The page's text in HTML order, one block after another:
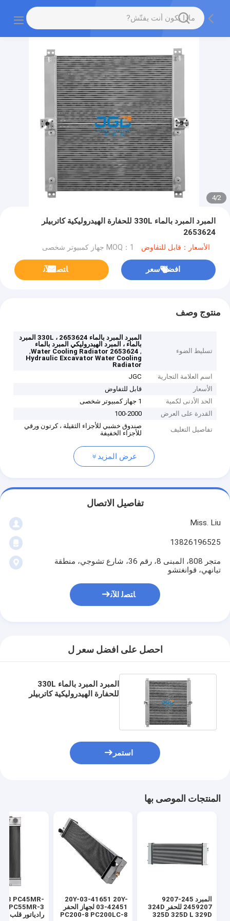
2
/
4
المبرد المبرد بالماء 330L للحفارة الهيدروليكية كاتربيلر
2653624
الأسعار：قابل للتفاوض MOQ：1 جهاز كمبيوتر شخصى
افضل سعر ﺎﺘﺼﻟ ﺍﻶﻧ
منتوج وصف
تسليط الضوء
المبرد المبرد بالماء 330L ، 2653624 المبرد
بالماء ، المبرد الهيدروليكي المبرد بالماء
,
2653624 Water Cooling Radiator
,
Hydraulic Excavator Water Cooling
Radiator
اسم العلامة التجارية
JGC
الأسعار
قابل للتفاوض
الحد الأدنى لكمية
1 جهاز كمبيوتر شخصى
القدرة على العرض
100-2000
تفاصيل التغليف
صندوق خشبي للأجزاء الثقيلة ، كرتون ورقي
للأجزاء الخفيفة
عرض المزيد
تفاصيل الاتصال
Miss. Liu
13826196525
متجر 808، المبنى 8، رقم 36، شارع تشوجي، منطقة
تيانهي، قوانغتشو
ﺎﺘﺼﻟ ﺍﻶﻧ
احصل على افضل سعر ل
المبرد المبرد بالماء 330L
للحفارة الهيدروليكية كاتربيلر
استمر
المنتجات الموصى بها
المبرد 245-9207
2459207 للحفر 324D
325D 325D L 329D
20Y-03-41651 20Y-
03-42451 لجهاز الحفر
PC200-8 PC200LC-8
3 PC45MR-